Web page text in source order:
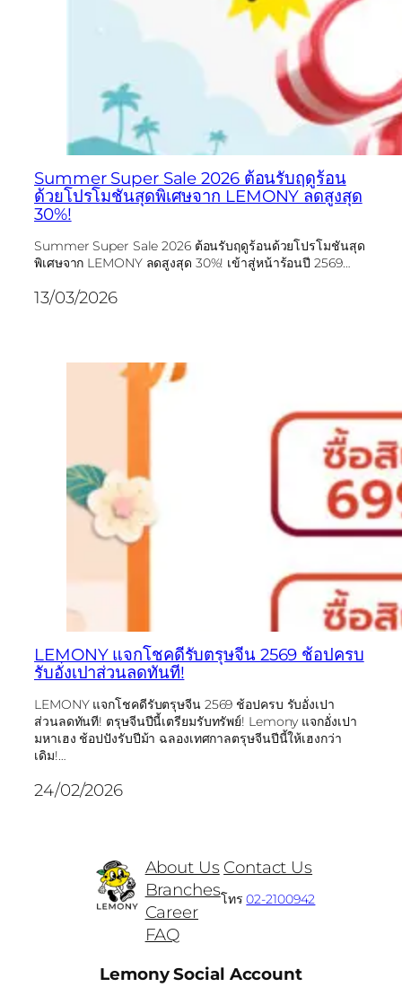
Summer Super Sale 2026 ต้อนรับฤดูร้อน
ด้วยโปรโมชันสุดพิเศษจาก LEMONY ลดสูงสุด
30%!
Summer Super Sale 2026 ต้อนรับฤดูร้อนด้วยโปรโมชันสุด
พิเศษจาก LEMONY ลดสูงสุด 30%! เข้าสู่หน้าร้อนปี 2569…
13/03/2026
LEMONY แจกโชคดีรับตรุษจีน 2569 ช้อปครบ
รับอั่งเปาส่วนลดทันที!
LEMONY แจกโชคดีรับตรุษจีน 2569 ช้อปครบ รับอั่งเปา
ส่วนลดทันที! ตรุษจีนปีนี้เตรียมรับทรัพย์! Lemony แจกอั่งเปา
มหาเฮง ช้อปปังรับปีม้า ฉลองเทศกาลตรุษจีนปีนี้ให้เฮงกว่า
เดิม!…
24/02/2026
About Us
Branches
Career
FAQ
Contact Us
โทร02-2100942
Lemony Social Account